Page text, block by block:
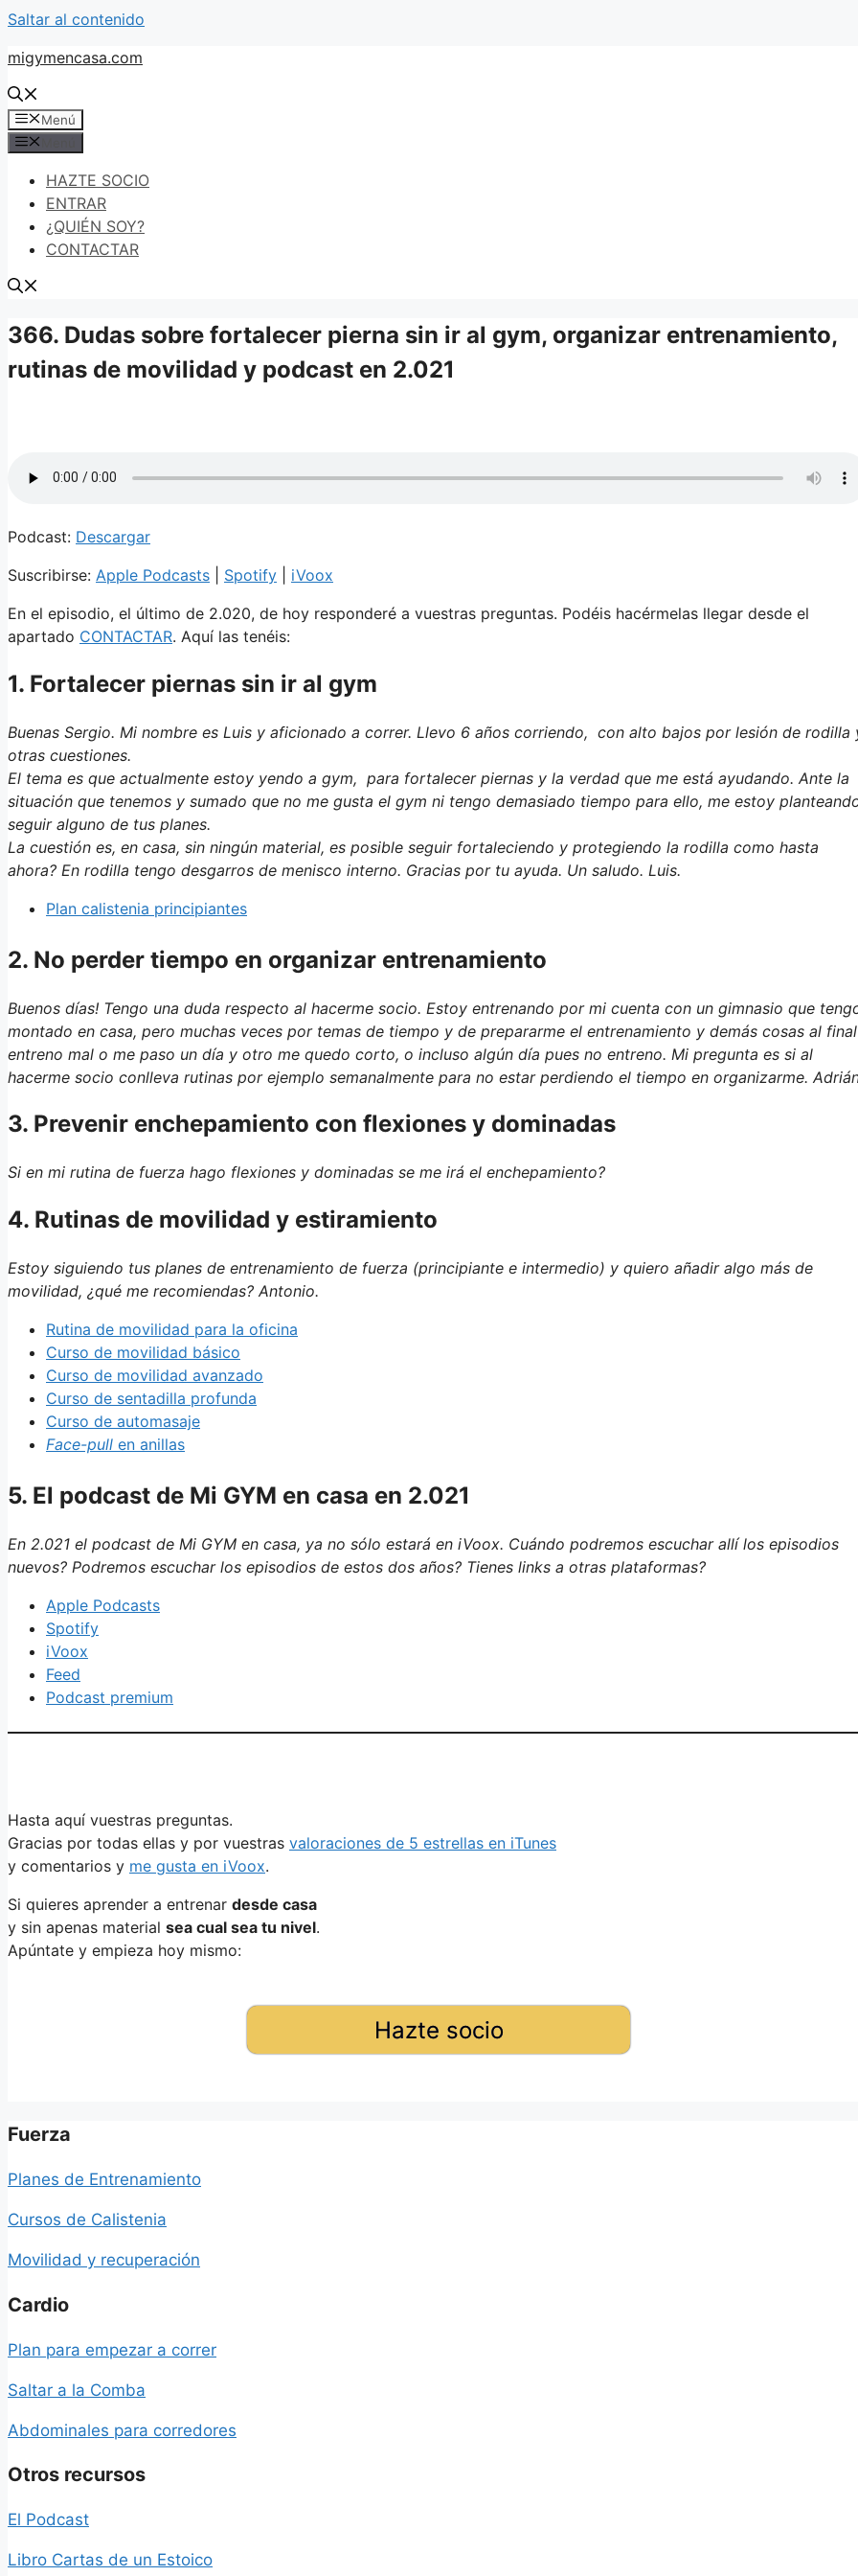
Saltar al contenido
migymencasa.com
Menú
HAZTE SOCIO
ENTRAR
¿QUIÉN SOY?
CONTACTAR
366. Dudas sobre fortalecer pierna sin ir al gym, organizar entrenamiento,
rutinas de movilidad y podcast en 2.021
Podcast: Descargar
Suscribirse: Apple Podcasts Spotify
iVoox
En el episodio, el último de 2.020, de hoy responderé a vuestras preguntas. Podéis hacérmelas llegar desde el
apartado CONTACTAR. Aquí las tenéis:
1. Fortalecer piernas sin ir al gym
Buenas Sergio. Mi nombre es Luis y aficionado a correr. Llevo 6 años corriendo, con alto bajos por lesión de rodilla
otras cuestiones.
El tema es que actualmente estoy yendo a gym, para fortalecer piernas y la verdad que me está ayudando. Ante la
situación que tenemos y sumado que no me gusta el gym ni tengo demasiado tiempo para ello, me estoy
seguir alguno de tus planes.
La cuestión es, en casa, sin ningún material, es posible seguir fortaleciendo y protegiendo la rodilla como hasta
ahora? En rodilla tengo desgarros de menisco interno. Gracias por tu ayuda. Un saludo. Luis.
Plan calistenia principiantes
2. No perder tiempo en organizar entrenamiento
Buenos días! Tengo una duda respecto al hacerme socio. Estoy entrenando por mi cuenta con un gimnasio que
montado en casa, pero muchas veces por temas de tiempo y de prepararme el entrenamiento y demás cosas al final
entreno mal o me paso un día y otro me quedo corto, o incluso algún día pues no entreno. Mi pregunta es si al
hacerme socio conlleva rutinas por ejemplo semanalmente para no estar perdiendo el tiempo en organizarme.
3. Prevenir enchepamiento con flexiones y dominadas
Si en mi rutina de fuerza hago flexiones y dominadas se me irá el enchepamiento?
4. Rutinas de movilidad y estiramiento
Estoy siguiendo tus planes de entrenamiento de fuerza (principiante e intermedio) y quiero añadir algo más de
movilidad, ¿qué me recomiendas? Antonio.
Rutina de movilidad para la oficina
Curso de movilidad básico
Curso de movilidad avanzado
Curso de sentadilla profunda
Curso de automasaje
Face-pull en anillas
5. El podcast de Mi GYM en casa en 2.021
En 2.021 el podcast de Mi GYM en casa, ya no sólo estará en iVoox. Cuándo podremos escuchar allí los episodios
nuevos? Podremos escuchar los episodios de estos dos años? Tienes links a otras plataformas?
Apple Podcasts
Spotify
iVoox
Feed
Podcast premium
Hasta aquí vuestras preguntas.
Gracias por todas ellas y por vuestras valoraciones de 5 estrellas en iTunes
y comentarios y me gusta en iVoox.
Si quieres aprender a entrenar desde casa
y sin apenas material sea cual sea tu nivel.
Apúntate y empieza hoy mismo:
Hazte socio
Fuerza
Planes de Entrenamiento
Cursos de Calistenia
Movilidad y recuperación
Cardio
Plan para empezar a correr
Saltar a la Comba
Abdominales para corredores
Otros recursos
El Podcast
Libro Cartas de un Estoico